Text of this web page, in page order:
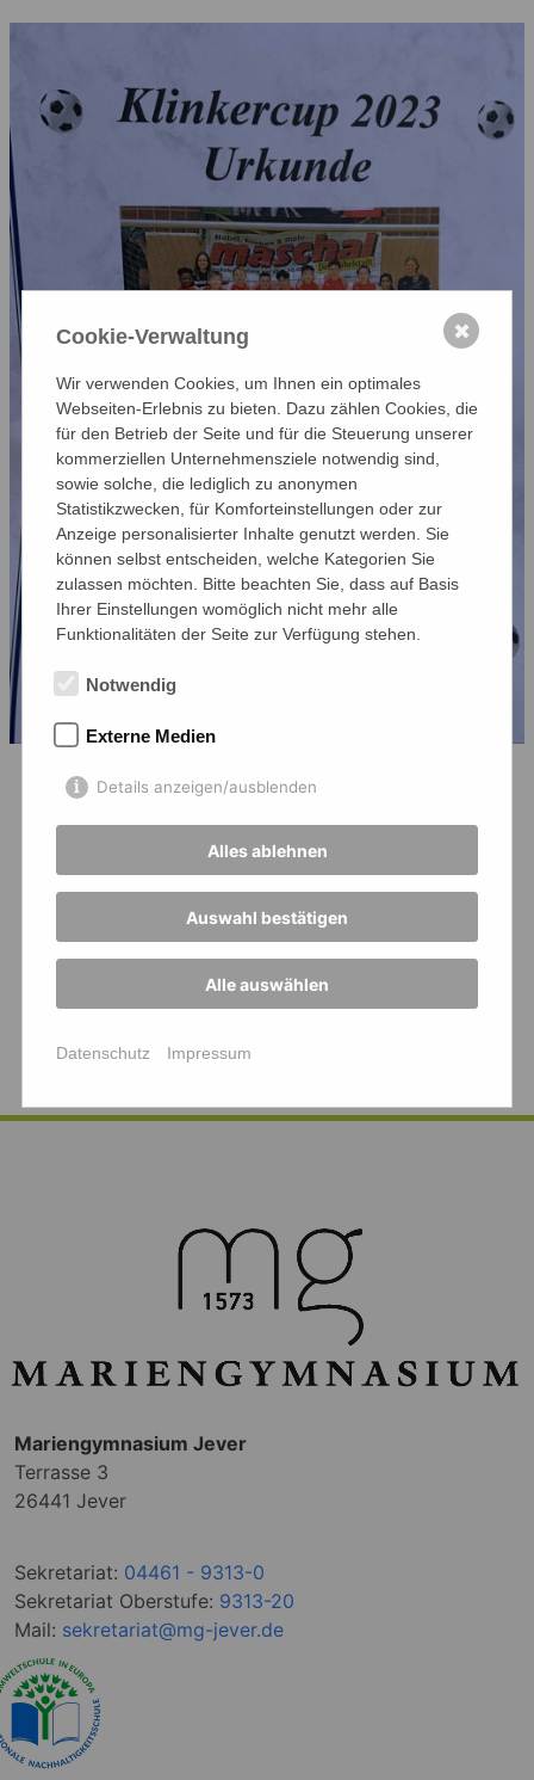
In einem spannenden Finale lagen wir mit 1:0
Schluss den Ausgleich erzielen. Im Anschluss
fand das 9-Meter-Schießen statt, bei dem wir
uns leider geschlagen geben mussten.
Die Jungs und Mädchen der 6c haben alles
gegeben und verdient den 2. Platz gewonnen.
Mariengymnasium Jever
Terrasse 3
26441 Jever
Sekretariat: 04461 - 9313-0
Sekretariat Oberstufe: 9313-20
Mail: sekretariat@mg-jever.de
Cookie-Verwaltung
Wir verwenden Cookies, um Ihnen ein optimales
Webseiten-Erlebnis zu bieten. Dazu zählen Cookies, die
für den Betrieb der Seite und für die Steuerung unserer
kommerziellen Unternehmensziele notwendig sind,
sowie solche, die lediglich zu anonymen
Statistikzwecken, für Komforteinstellungen oder zur
Anzeige personalisierter Inhalte genutzt werden. Sie
können selbst entscheiden, welche Kategorien Sie
zulassen möchten. Bitte beachten Sie, dass auf Basis
Ihrer Einstellungen womöglich nicht mehr alle
Funktionalitäten der Seite zur Verfügung stehen.
Notwendig
Externe Medien
Details anzeigen/ausblenden
Alles ablehnen
Auswahl bestätigen
Alle auswählen
Datenschutz Impressum
✖